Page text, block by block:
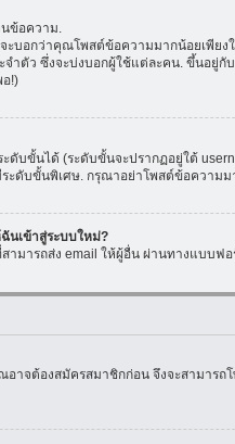
นข้อความ.
ะบอกว่าคุณโพสต์ข้อความมากน้อยเพียง
ตัว ซึ่งจะบ่งบอกผู้ใช้แต่ละคน. ขึ้นอยู่กั
!)
บขั้นได้ (ระดับขั้นจะปรากฏอยู่ใต้
ระดับขั้นพิเศษ. กรุณาอย่าโพสต์ข้อควา
นเข้าสู่ระบบใหม่?
มารถส่ง email ให้ผู้อื่น ผ่านทางแบบ
าจต้องสมัครสมาชิกก่อน จึงจะสามาร